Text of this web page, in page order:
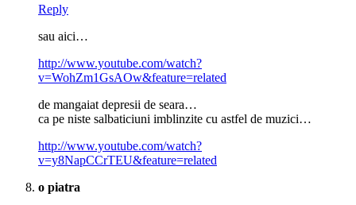
Reply
sau aici…
http://www.youtube.com/watch?
v=WohZm1GsAOw&feature=related
de mangaiat depresii de seara…
ca pe niste salbaticiuni imblinzite cu astfel de muzici…
http://www.youtube.com/watch?
v=y8NapCCrTEU&feature=related
o piatra